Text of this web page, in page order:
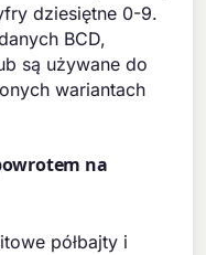
dziesiętne 0-9.
BCD,
są używane do
wariantach
na
półbajty i